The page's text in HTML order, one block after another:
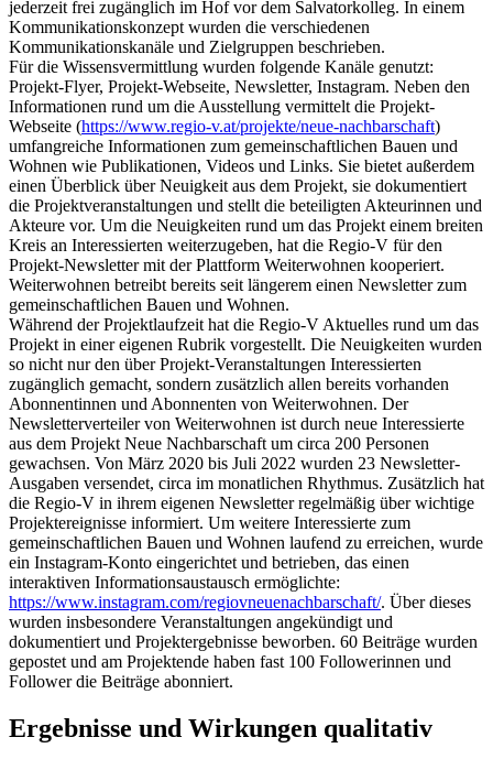
jederzeit frei zugänglich im Hof vor dem Salvatorkolleg. In einem
Kommunikationskonzept wurden die verschiedenen
Kommunikationskanäle und Zielgruppen beschrieben.
Für die Wissensvermittlung wurden folgende Kanäle genutzt:
Projekt-Flyer, Projekt-Webseite, Newsletter, Instagram. Neben den
Informationen rund um die Ausstellung vermittelt die Projekt-
Webseite (https://www.regio-v.at/projekte/neue-nachbarschaft)
umfangreiche Informationen zum gemeinschaftlichen Bauen und
Wohnen wie Publikationen, Videos und Links. Sie bietet außerdem
einen Überblick über Neuigkeit aus dem Projekt, sie dokumentiert
die Projektveranstaltungen und stellt die beteiligten Akteurinnen und
Akteure vor. Um die Neuigkeiten rund um das Projekt einem breiten
Kreis an Interessierten weiterzugeben, hat die Regio-V für den
Projekt-Newsletter mit der Plattform Weiterwohnen kooperiert.
Weiterwohnen betreibt bereits seit längerem einen Newsletter zum
gemeinschaftlichen Bauen und Wohnen.
Während der Projektlaufzeit hat die Regio-V Aktuelles rund um das
Projekt in einer eigenen Rubrik vorgestellt. Die Neuigkeiten wurden
so nicht nur den über Projekt-Veranstaltungen Interessierten
zugänglich gemacht, sondern zusätzlich allen bereits vorhanden
Abonnentinnen und Abonnenten von Weiterwohnen. Der
Newsletterverteiler von Weiterwohnen ist durch neue Interessierte
aus dem Projekt Neue Nachbarschaft um circa 200 Personen
gewachsen. Von März 2020 bis Juli 2022 wurden 23 Newsletter-
Ausgaben versendet, circa im monatlichen Rhythmus. Zusätzlich hat
die Regio-V in ihrem eigenen Newsletter regelmäßig über wichtige
Projektereignisse informiert. Um weitere Interessierte zum
gemeinschaftlichen Bauen und Wohnen laufend zu erreichen, wurde
ein Instagram-Konto eingerichtet und betrieben, das einen
interaktiven Informationsaustausch ermöglichte:
https://www.instagram.com/regiovneuenachbarschaft/. Über dieses
wurden insbesondere Veranstaltungen angekündigt und
dokumentiert und Projektergebnisse beworben. 60 Beiträge wurden
gepostet und am Projektende haben fast 100 Followerinnen und
Follower die Beiträge abonniert.
Ergebnisse und Wirkungen qualitativ